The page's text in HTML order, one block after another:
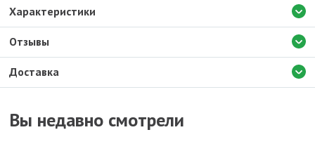
Доставка
Характеристики
Отзывы
Вы недавно смотрели